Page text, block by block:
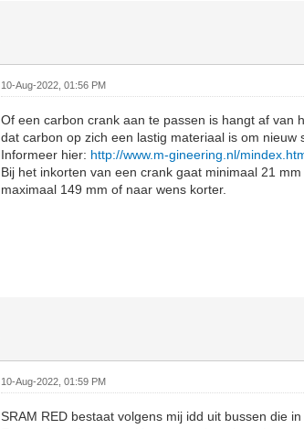
10-Aug-2022, 01:56 PM
Of een carbon crank aan te passen is hangt af van
dat carbon op zich een lastig materiaal is om nieuw
Informeer hier: http://www.m-gineering.nl/
Bij het inkorten van een crank gaat minimaal 21
maximaal 149 mm of naar wens korter.
10-Aug-2022, 01:59 PM
SRAM RED bestaat volgens mij idd uit bussen die